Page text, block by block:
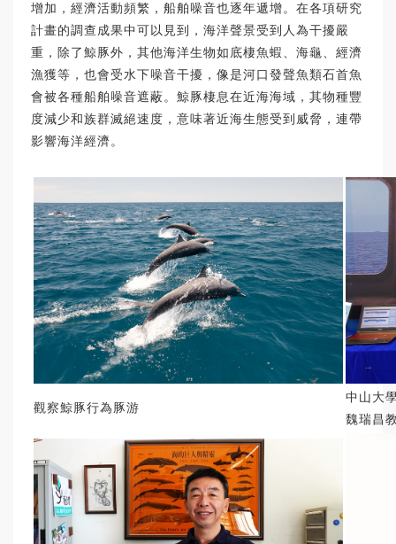
增加，經濟活動頻繁，船舶噪音也逐年遞增。在各項研究
計畫的調查成果中可以見到，海洋聲景受到人為干擾嚴
重，除了鯨豚外，其他海洋生物如底棲魚蝦、海龜、經濟
漁獲等，也會受水下噪音干擾，像是河口發聲魚類石首魚
會被各種船舶噪音遮蔽。鯨豚棲息在近海海域，其物種豐
度減少和族群滅絕速度，意味著近海生態受到威脅，連帶
影響海洋經濟。
觀察鯨豚行為豚游
中山大
魏瑞昌